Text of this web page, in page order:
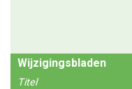
Wijzigingsbladen
Titel